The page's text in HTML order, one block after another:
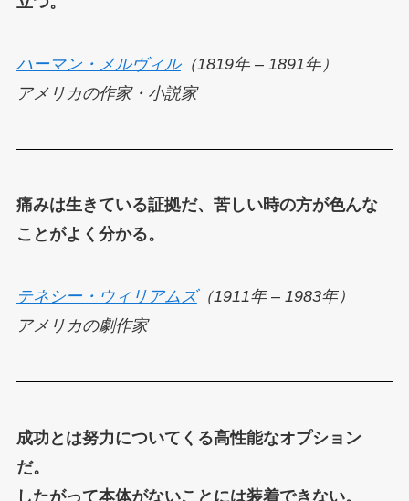
ハーマン・メルヴィル（1819年 – 1891年）
アメリカの作家・小説家
痛みは生きている証拠だ、苦しい時の方が色んな
ことがよく分かる。
テネシー・ウィリアムズ（1911年 – 1983年）
アメリカの劇作家
成功とは努力についてくる高性能なオプション
だ。
したがって本体がないことには装着できない。